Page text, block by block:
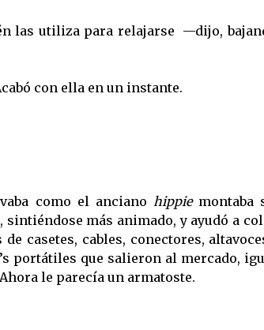
las utiliza para relajarse —dijo,
con ella en un instante.
como el anciano hippiemontaba
más animado, y ayudó a
casetes, cables, conectores,
portátiles que salieron al mercado,
le parecía un armatoste.